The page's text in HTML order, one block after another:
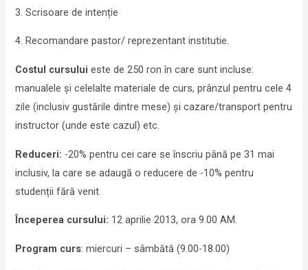
3. Scrisoare de intenție
4. Recomandare pastor/ reprezentant institutie.
Costul cursului este de 250 ron în care sunt incluse:
manualele și celelalte materiale de curs, prânzul pentru cele 4
zile (inclusiv gustările dintre mese) și cazare/transport pentru
instructor (unde este cazul) etc.
Reduceri: -20% pentru cei care se înscriu până pe 31 mai
inclusiv, la care se adaugă o reducere de -10% pentru
studenții fără venit.
Începerea cursului: 12 aprilie 2013, ora 9.00 AM.
Program curs: miercuri – sâmbătă (9.00-18.00)